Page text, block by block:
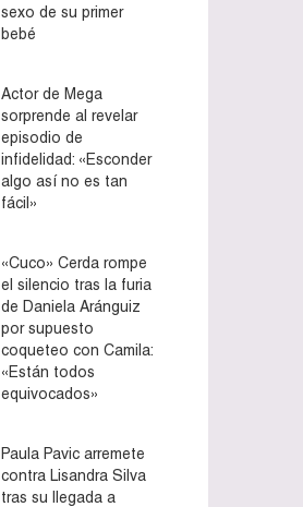
sexo de su primer
bebé
Actor de Mega
sorprende al revelar
episodio de
infidelidad: «Esconder
algo así no es tan
fácil»
«Cuco» Cerda rompe
el silencio tras la furia
de Daniela Aránguiz
por supuesto
coqueteo con Camila:
«Están todos
equivocados»
Paula Pavic arremete
contra Lisandra Silva
tras su llegada a